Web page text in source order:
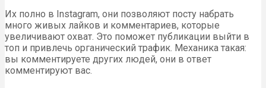
Их полно в Instagram, они позволяют посту набрать
много живых лайков и комментариев, которые
увеличивают охват. Это поможет публикации выйти в
топ и привлечь органический трафик. Механика такая:
вы комментируете других людей, они в ответ
комментируют вас.